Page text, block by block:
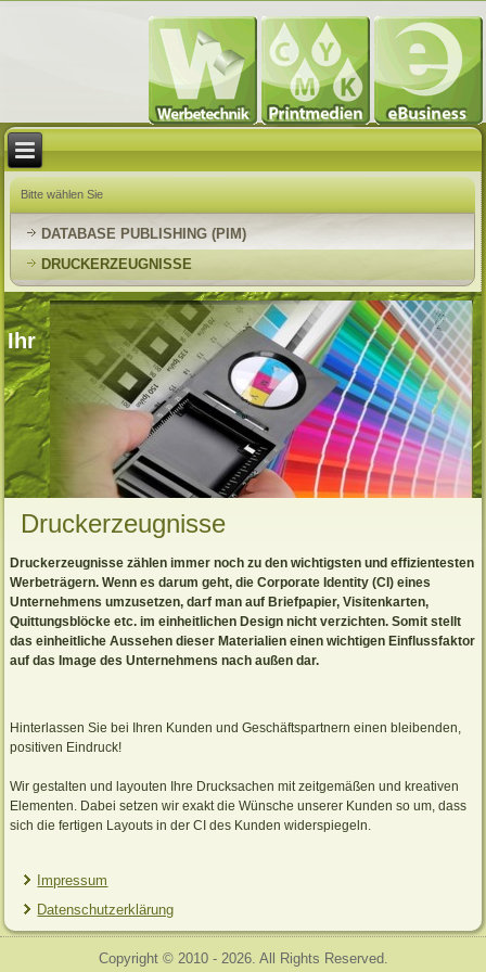
Bitte wählen Sie
DATABASE PUBLISHING (PIM)
DRUCKERZEUGNISSE
Ihr
Partner in Sachen Druckvorstufe.
Katalogproduktion • Database Publishing • Flyer •
Anzeigen
Druckerzeugnisse
Druckerzeugnisse zählen immer noch zu den wichtigsten und effizientesten
Werbeträgern. Wenn es darum geht, die Corporate Identity (CI) eines
Unternehmens umzusetzen, darf man auf Briefpapier, Visitenkarten,
Quittungsblöcke etc. im einheitlichen Design nicht verzichten. Somit stellt
das einheitliche Aussehen dieser Materialien einen wichtigen Einflussfaktor
auf das Image des Unternehmens nach außen dar.
Hinterlassen Sie bei Ihren Kunden und Geschäftspartnern einen bleibenden,
positiven Eindruck!
Wir gestalten und layouten Ihre Drucksachen mit zeitgemäßen und kreativen
Elementen. Dabei setzen wir exakt die Wünsche unserer Kunden so um, dass
sich die fertigen Layouts in der CI des Kunden widerspiegeln.
Impressum
Datenschutzerklärung
Copyright © 2010 - 2026. All Rights Reserved.